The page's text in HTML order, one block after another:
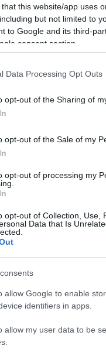
that this website/app uses
but not limited to
to Google and its third-
consent section.
Data Processing Opt Outs
opt-out of the Sharing of
opt-out of the Sale of my
opt-out of processing my
opt-out of Collection, Use,
Data that Is
allow Google to enable
identifiers in apps.
allow my user data to be
egy
építész